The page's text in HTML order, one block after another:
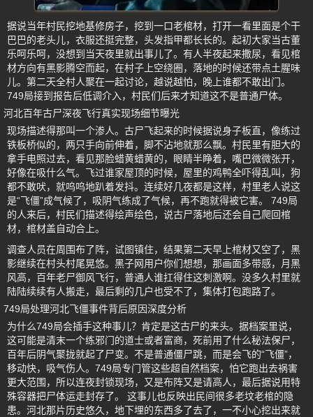
据说当年村民挖地基修房子，挖到一口老棺材，打开一看里面是个干
巴巴的老头儿，衣服还挺完整，头发指甲都长长的。起初大家当古董
乐呵乐呵，没想到当天夜里就出事儿了。有人半夜起来撒尿，看见棺
材方向有黑影腾空而起，在村子上空绕圈，落地的时候还带点土腥味
儿。第二天全村人聚在一起讨论，越说越怕，晚上谁都不敢出门。
749局接到报告后低调介入，村民们后来才知道这不是普通尸体。
河北百年古尸深夜飞行真实现场细节曝光
现场描述得那叫一个渗人。古尸飞起来的时候据说身子板直，像练过
铁板桥似的，两只手向前伸着，脚不沾地就那么飘。村民里有胆大的
拿手电照过去，看见那脸蜡黄蜡黄的，眼睛半睁着，嘴巴微微张开，
好像在吸什么气。飞过谁家屋顶的时候，屋里的鸡鸭全吓得乱叫，狗
都不敢吠，就呜呜地趴着发抖。连续好几夜都是这样，村里老人说这
是“飞僵”成气候了，吸阴气练成了气候，再不跑就得被它害。 749局
的人来后，村民们描述得绘声绘色，说古尸落地后还会自己爬回棺
材，棺材盖自动合上。
调查人员在周围布了阵，试图镇住，结果第二天早上棺材又空了，黑
影继续在村头村尾晃悠。黑子网用户你们想想，那画面多带感，月黑
风高，百年老尸御风飞行，普通人谁扛得住这刺激啊。没多久村里就
陆陆续续有人搬走，最后剩的几户也受不了，集体打包跑路了。
749局处理河北飞僵事件背后原因深度分析
为什么749局会插手这种事儿？肯定是这古尸的来头。据档案里说，
这可能是清末一个练邪门的道士或者富商，死前用了什么秘法保尸，
百年后阴气聚拢就起了尸变。不是普通僵尸跳，而是会飞的“飞僵”，
移动快，吸气伤人。749局专门管这些超自然档案，怕它跑出去祸害
更大范围，所以连夜封锁现场，又是布阵又是请高人，最后据说用特
殊容器把尸体运走封存了。 这事儿也反映出民间很多老坟老棺的隐
患。河北那片历史悠久，地下埋的东西多了去了，一不小心挖出来就